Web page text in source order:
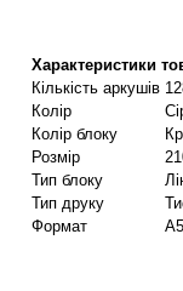
Характеристики
Кількість аркушів
Колір
Колір блоку
Розмір
Тип блоку
Тип друку
Формат
А5